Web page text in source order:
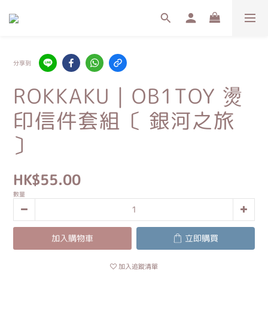
分享到
ROKKAKU｜OB1TOY 燙
印信件套組〔 銀河之旅
〕
HK$55.00
數量
加入購物車 立即購買
加入追蹤清單